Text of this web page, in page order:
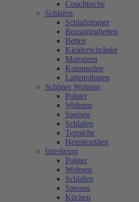
Couchtische
Schlafen
Schlafzimmer
Boxspringbetten
Betten
Kleiderschränke
Matratzen
Kommoden
Lattenrahmen
Schöner Wohnen
Polster
Wohnen
Speisen
Schlafen
Teppiche
Heimtextilien
Interliving
Polster
Wohnen
Schlafen
Speisen
Küchen